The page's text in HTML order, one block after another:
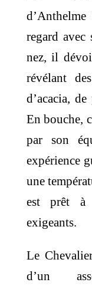
regard avec
nez, il
révélant
d’acacia,
En bouche,
par son
expérience
une
est prêt à
exigeants.
Le
d’un